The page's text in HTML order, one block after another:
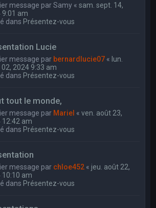
message parSamy «sam. sept. 14,
9:01 am
dans Présentez-vous
Lucie
message par bernardlucie07 « lun.
2024 9:33 am
dans Présentez-vous
tout le monde,
message par Mariel «ven. août 23,
12:42 am
dans Présentez-vous
message par chloe452 « jeu. août 22,
10:10 am
dans Présentez-vous